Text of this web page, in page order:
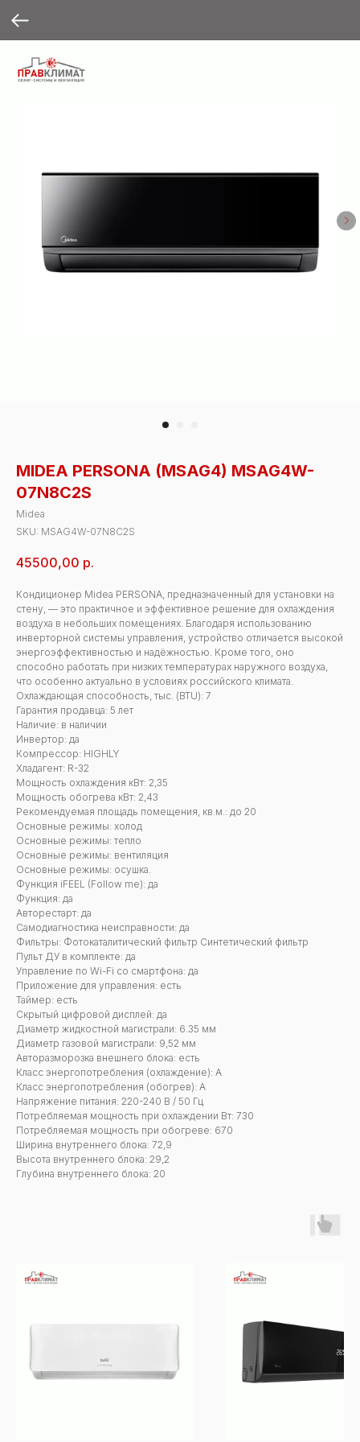
MIDEA PERSONA (MSAG4) MSAG4W-
07N8C2S
Midea
SKU: MSAG4W-07N8C2S
45500,00 р.
Кондиционер Midea PERSONA, предназначенный для установки на
стену, — это практичное и эффективное решение для охлаждения
воздуха в небольших помещениях. Благодаря использованию
инверторной системы управления, устройство отличается высокой
энергоэффективностью и надёжностью. Кроме того, оно
способно работать при низких температурах наружного воздуха,
что особенно актуально в условиях российского климата.
Охлаждающая способность, тыс. (BTU): 7
Гарантия продавца: 5 лет
Наличие: в наличии
Инвертор: да
Компрессор: HIGHLY
Хладагент: R-32
Мощность охлаждения кВт: 2,35
Мощность обогрева кВт: 2,43
Рекомендуемая площадь помещения, кв.м.: до 20
Основные режимы: холод
Основные режимы: тепло
Основные режимы: вентиляция
Основные режимы: осушка.
Функция iFEEL (Follow me): да
Функция: да
Авторестарт: да
Самодиагностика неисправности: да
Фильтры: Фотокаталитический фильтр Синтетический фильтр
Пульт ДУ в комплекте: да
Управление по Wi-Fi со смартфона: да
Приложение для управления: есть
Таймер: есть
Скрытый цифровой дисплей: да
Диаметр жидкостной магистрали: 6.35 мм
Диаметр газовой магистрали: 9,52 мм
Авторазморозка внешнего блока: есть
Класс энергопотребления (охлаждение): А
Класс энергопотребления (обогрев): А
Напряжение питания: 220-240 В / 50 Гц
Потребляемая мощность при охлаждении Вт: 730
Потребляемая мощность при обогреве: 670
Ширина внутреннего блока: 72,9
Высота внутреннего блока: 29,2
Глубина внутреннего блока: 20